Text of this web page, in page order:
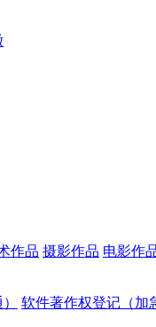
作品 摄影作品 电影作
软件著作权登记（加